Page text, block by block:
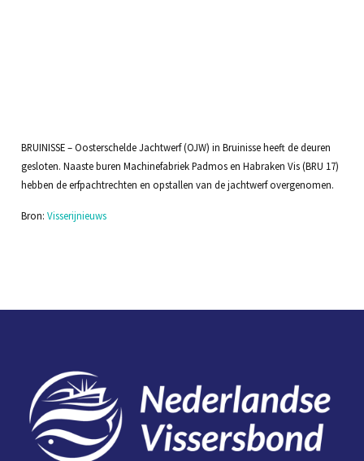
BRUINISSE – Oosterschelde Jachtwerf (OJW) in Bruinisse heeft de deuren
gesloten. Naaste buren Machinefabriek Padmos en Habraken Vis (BRU 17)
hebben de erfpachtrechten en opstallen van de jachtwerf overgenomen.
Bron: Visserijnieuws